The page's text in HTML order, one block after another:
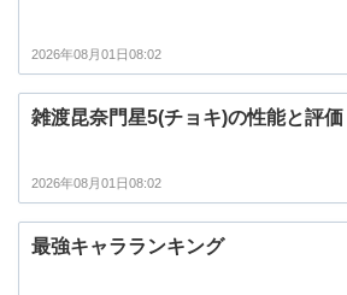
2026年08月01日08:02
雑渡昆奈門星5(チョキ)の性能と評価
2026年08月01日08:02
最強キャラランキング